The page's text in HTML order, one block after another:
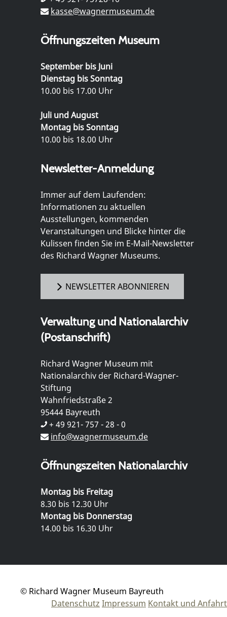
kasse@wagnermuseum.de
Öffnungszeiten Museum
September bis Juni
Dienstag bis Sonntag
10.00 bis 17.00 Uhr
Juli und August
Montag bis Sonntag
10.00 bis 18.00 Uhr
Newsletter-Anmeldung
Immer auf dem Laufenden:
Informationen zu aktuellen
Ausstellungen, kommenden
Veranstaltungen und Blicke hinter die
Kulissen finden Sie im E-Mail-Newsletter
des Richard Wagner Museums.
NEWSLETTER ABONNIEREN
Verwaltung und Nationalarchiv
(Postanschrift)
Richard Wagner Museum mit
Nationalarchiv der Richard-Wagner-
Stiftung
Wahnfriedstraße 2
95444 Bayreuth
+ 49 921- 757 - 28 - 0
info@wagnermuseum.de
Öffnungszeiten Nationalarchiv
Montag bis Freitag
8.30 bis 12.30 Uhr
Montag bis Donnerstag
14.00 bis 16.30 Uhr
© Richard Wagner Museum Bayreuth
Datenschutz Impressum Kontakt und Anfahrt